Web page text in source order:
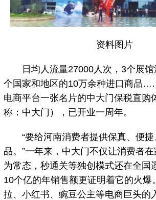
资料图片
日均人流量27000人次，3个展馆
个国家和地区的10万余种进口商品
电商平台一张名片的中大门保税直购
称：中大门），已开业一周年。
“要给河南消费者提供保真、便捷
品。”一年来，中大门不仅让消费者在
为常态，秒通关等独创模式还在全国
10个亿的年销售额更证明着它的火爆
拉、小红书、豌豆公主等电商巨头的